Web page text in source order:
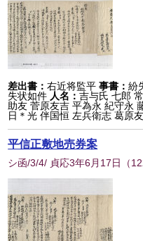
差出書：右近将監平 事書：紛
失状如件 人名：吉与氏 七郎
助友 菅原友吉 平為永 紀守永
日＊光 伴国恒 左兵衛志 葛原友
平信正敷地売券案
シ函/3/4/ 貞応3年6月17日 （